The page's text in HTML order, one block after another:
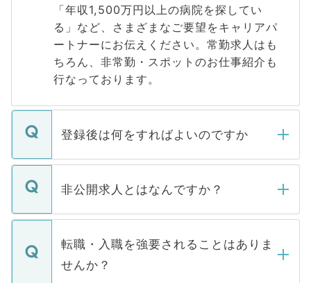
「年収1,500万円以上の病院を探してい
る」など、さまざまなご要望をキャリアパ
ートナーにお伝えください。常勤求人はも
ちろん、非常勤・スポットのお仕事紹介も
行なっております。
登録後は何をすればよいのですか
ご登録いただきましたら、弊社担当者がご
登録内容を確認し、その後メールもしくは
ます。通常、5営業日以内にはご連絡をせて
いただきますので、しばらくお待ちくださ
い。
非公開求人とはなんですか？
マイナビDOCTORで取り扱っている求人の
うち約3割は、Webサイトからご覧いただ
けない「非公開求人」です。非公開求人は
下記の理由によって、一般には公開してい
転職・入職を強要されることはありま
せんか？